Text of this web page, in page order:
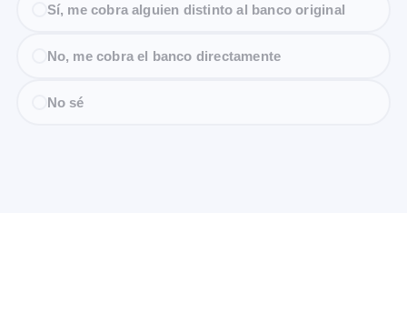
Sí, me cobra alguien distinto al banco original
No, me cobra el banco directamente
No sé